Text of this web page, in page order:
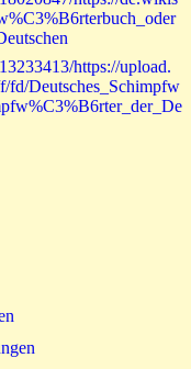
https://upload.
fd/Deutsches_Schimpfw